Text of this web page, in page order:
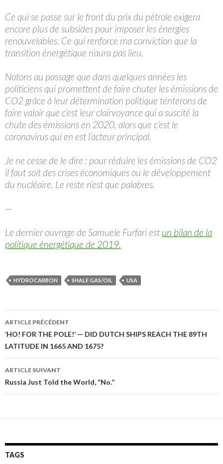
Ce qui se passe sur le front du prix du pétrole exigera
encore plus de subsides pour imposer les énergies
renouvelables. Ce qui renforce ma conviction que la
transition énergétique n’aura pas lieu.
Notons au passage que dans quelques années les
politiciens qui promettent de faire chuter les émissions de
CO2 grâce à leur détermination politique tenterons de
faire valoir que c’est leur clairvoyance qui a suscité la
chute des émissions en 2020, alors que c’est le
coronavirus qui en est l’acteur principal.
Je ne cesse de le dire : pour réduire les émissions de CO2
il faut soit des crises économiques ou le développement
du nucléaire. Le reste n’est que palabres.
—
Le dernier ouvrage de Samuele Furfari est un bilan de la
politique énergétique de 2019.
HYDROCARBON SHALE GAS/OIL USA
Navigation
des
articles
ARTICLE PRÉCÉDENT
‘HO! FOR THE POLE!’ — DID DUTCH SHIPS REACH THE 89TH
LATITUDE IN 1665 AND 1675?
ARTICLE SUIVANT
Russia Just Told the World, “No.”
TAGS